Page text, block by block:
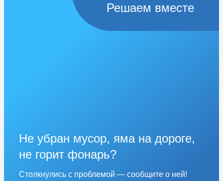
Решаем вместе
Не убран мусор, яма на дороге,
не горит фонарь?
Столкнулись с проблемой — сообщите о ней!